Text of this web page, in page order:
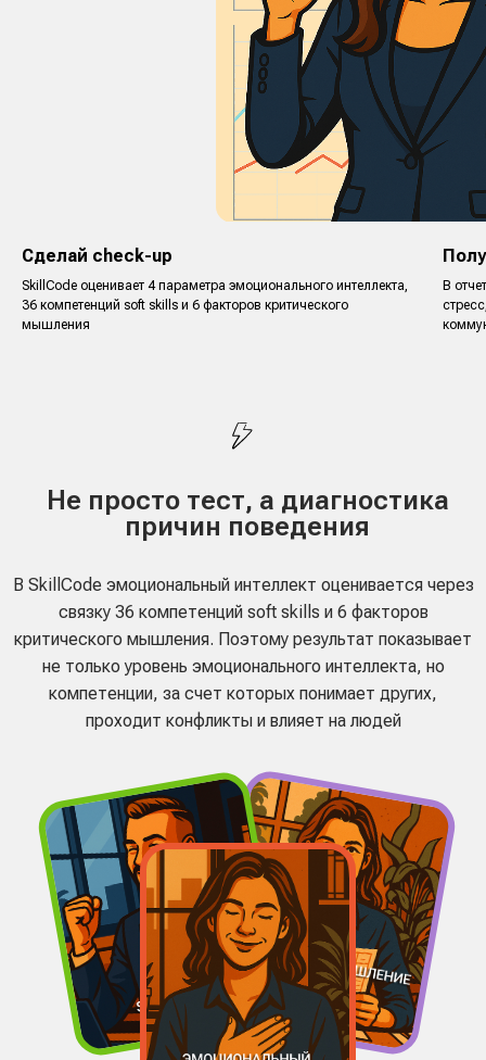
Сделай check-up
SkillCode оценивает 4 параметра эмоционального интеллекта,
36 компетенций soft skills и 6 факторов критического
мышления
В
Показывает, как ты управляешь эмоциями,
понимаешь других людей, сохраняешь
устойчивость и влияешь на коммуникацию
Оценка 4 параметров эмоционального интеллекта
на основе двух диагностик: 36 soft skills и 6
факторов критического мышления
3 999 руб.
Где эмоциональный
интеллект помогает в карьере
Эмоциональный интеллект особенно важен там, где
нужно договариваться, управлять людьми, работать с
Работа с информацией
Проведение сложных переговоров
Управление сотрудниками
Клиентоориентированность
Холодные продажи
Выступление на аудиторию